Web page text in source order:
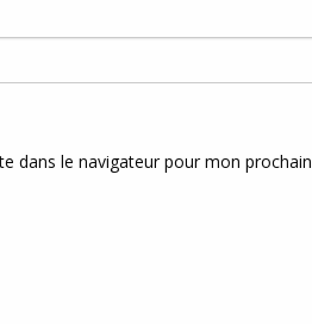
dans le navigateur pour mon prochain